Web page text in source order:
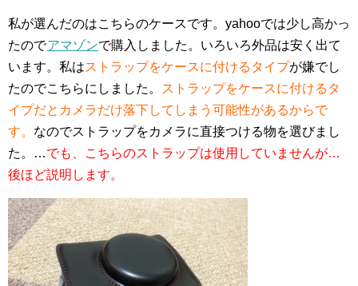
私が選んだのはこちらのケースです。yahooでは少し高かっ
たのでアマゾンで購入しました。いろいろ外品は安く出て
います。私はストラップをケースに付けるタイプが嫌でし
たのでこちらにしました。
ストラップをケースに付けるタ
イプだとカメラだけ落下してしまう可能性があるからで
す。 なのでストラップをカメラに直接つける物を選びまし
た。…でも、こちらのストラップは使用していませんが…
後ほど説明します。